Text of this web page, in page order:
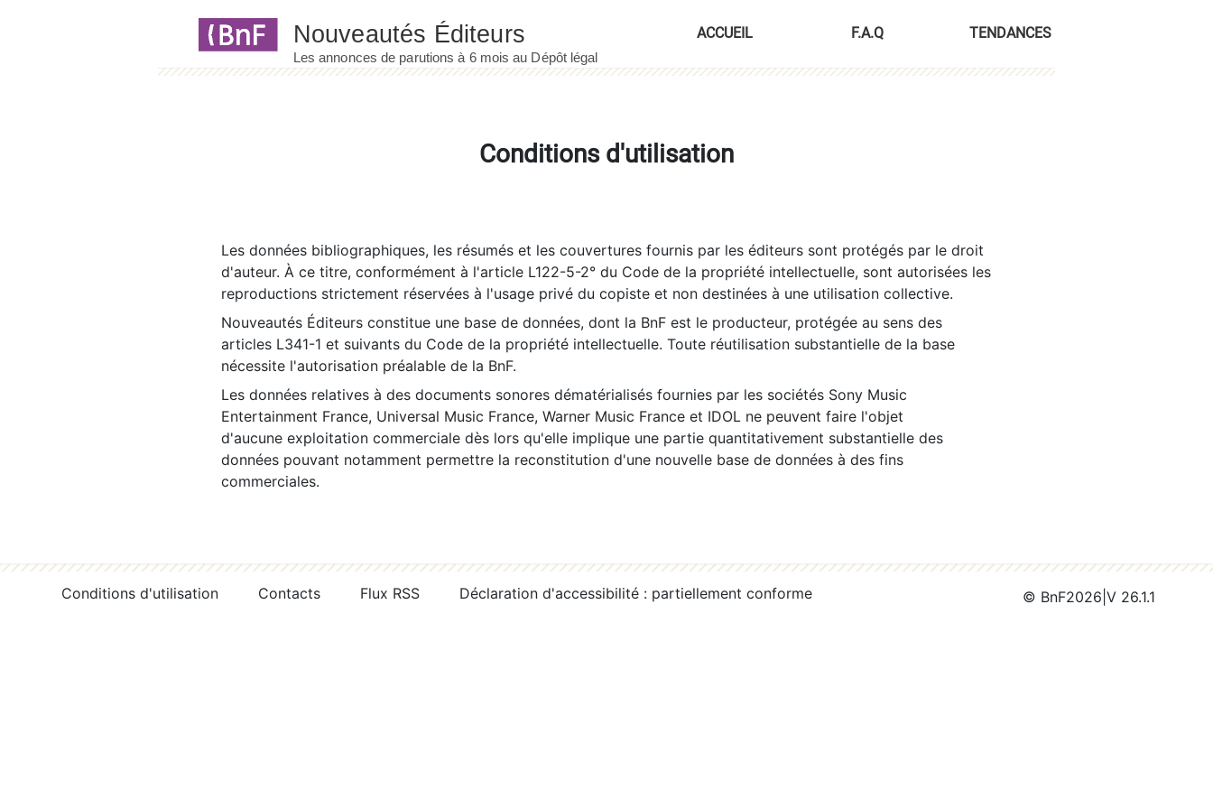
ACCUEIL F.A.Q TENDANCES
Conditions d'utilisation
Les données bibliographiques, les résumés et les couvertures fournis par les éditeurs sont protégés par le droit
d'auteur. À ce titre, conformément à l'article L122-5-2° du Code de la propriété intellectuelle, sont autorisées les
reproductions strictement réservées à l'usage privé du copiste et non destinées à une utilisation collective.
Nouveautés Éditeurs constitue une base de données, dont la BnF est le producteur, protégée au sens des
articles L341-1 et suivants du Code de la propriété intellectuelle. Toute réutilisation substantielle de la base
nécessite l'autorisation préalable de la BnF.
Les données relatives à des documents sonores dématérialisés fournies par les sociétés Sony Music
Entertainment France, Universal Music France, Warner Music France et IDOL ne peuvent faire l'objet
d'aucune exploitation commerciale dès lors qu'elle implique une partie quantitativement substantielle des
données pouvant notamment permettre la reconstitution d'une nouvelle base de données à des fins
commerciales.
Conditions d'utilisation Contacts Flux RSS Déclaration d'accessibilité : partiellement conforme © BnF2026 V 26.1.1